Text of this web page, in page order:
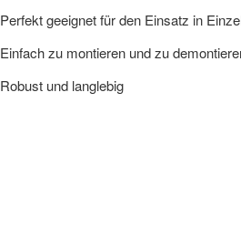
Perfekt geeignet für den Einsatz in
Einfach zu montieren und zu
Robust und langlebig